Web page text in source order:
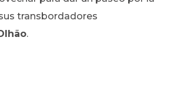
transbordadores
.